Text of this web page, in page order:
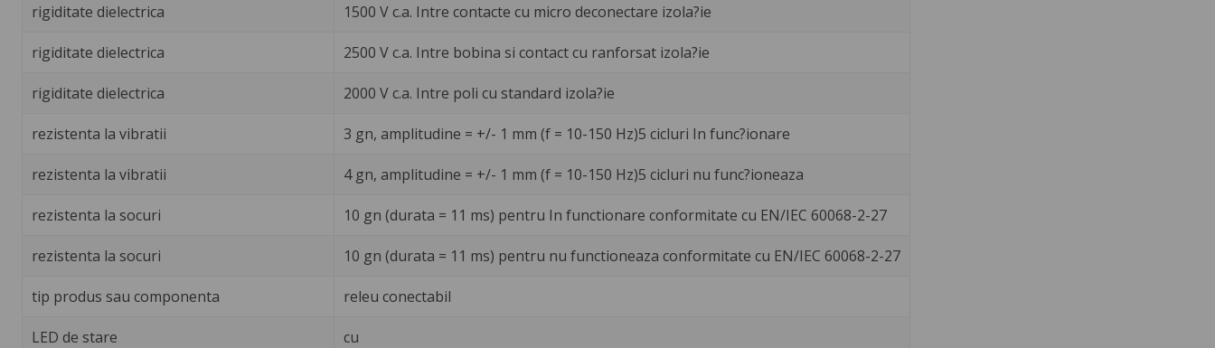
rigiditate dielectrica 1500 V c.a. Intre contacte cu micro deconectare izola?ie
rigiditate dielectrica 2500 V c.a. Intre bobina si contact cu ranforsat izola?ie
rigiditate dielectrica 2000 V c.a. Intre poli cu standard izola?ie
rezistenta la vibratii 3 gn, amplitudine = +/- 1 mm (f = 10-150 Hz)5 cicluri In func?ionare
rezistenta la vibratii 4 gn, amplitudine = +/- 1 mm (f = 10-150 Hz)5 cicluri nu func?ioneaza
rezistenta la socuri 10 gn (durata = 11 ms) pentru In functionare conformitate cu EN/IEC 60068-2-27
rezistenta la socuri 10 gn (durata = 11 ms) pentru nu functioneaza conformitate cu EN/IEC 60068-2-27
tip produs sau componenta releu conectabil
LED de stare cu